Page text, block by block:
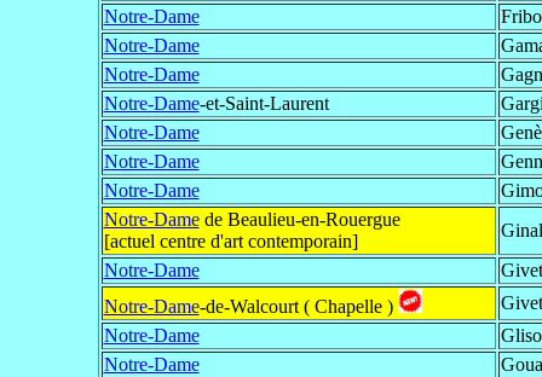
Notre-Dame
Notre-Dame
Notre-Dame
Notre-Dame-et-Saint-Laurent
Notre-Dame
Notre-Dame
Notre-Dame
Notre-Damede Beaulieu-en-Rouergue
[actuel centre d'art contemporain]
Notre-Dame
Givet
Notre-Dame-de-Walcourt ( Chapelle )
Givet
Notre-Dame
Notre-Dame